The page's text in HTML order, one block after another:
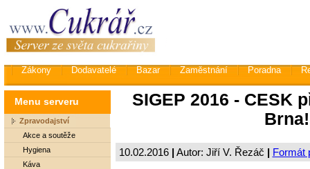
Zákony Dodavatelé Bazar Zaměstnání Poradna
Menu serveru
Zpravodajství
Akce a soutěže
Hygiena
Káva
SIGEP 2016 - CESK
10.02.2016 | Autor: Jiří V. Řezáč | Formát